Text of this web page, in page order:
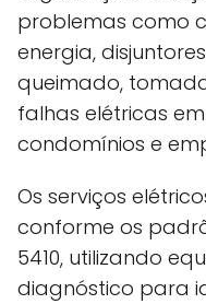
problemas como
energia,
queimado,
falhas elétricas
condomínios e
Os serviços
conforme os
5410, utilizando
diagnóstico para